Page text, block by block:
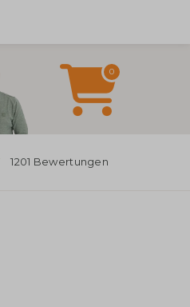
0
1201 Bewertungen